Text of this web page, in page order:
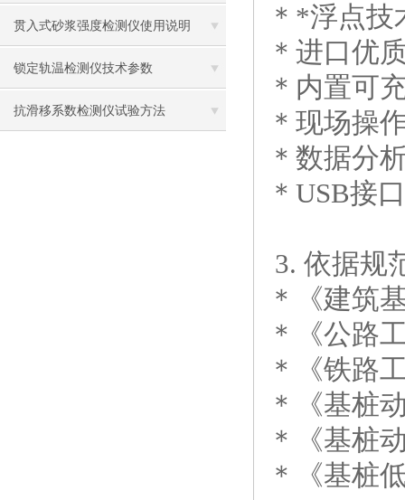
贯入式砂浆强度检测仪使用说明
锁定轨温检测仪技术参数
抗滑移系数检测仪试验方法
＊*浮点
＊进口优
＊内置可
＊现场操
＊数据分
＊USB接
3. 依据规
＊《建筑
＊《公路
＊《铁路
＊《基桩
＊《基桩
＊《基桩